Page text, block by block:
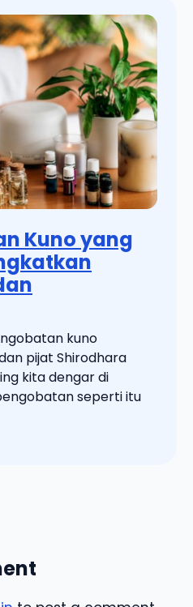
Kuno yang
kuno
pijat Shirodhara
kita dengar di
seperti itu